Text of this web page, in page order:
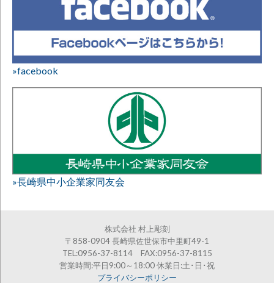
»facebook
»長崎県中小企業家同友会
株式会社 村上彫刻
〒858-0904 長崎県佐世保市中里町49-1
TEL:0956-37-8114 FAX:0956-37-8115
営業時間:平日9:00～18:00 休業日:土･日･祝
プライバシーポリシー